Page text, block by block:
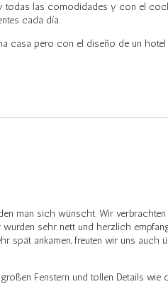
todas las comodidades y con el
cada día.
casa pero con el diseño de un hotel
man sich wünscht. Wir
sehr nett und herzlich
spät ankamen, freuten wir uns auch
Fenstern und tollen Details